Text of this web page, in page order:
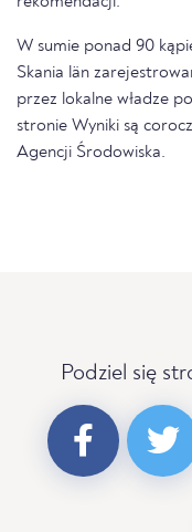
W sumie ponad 90
Skania län
przez lokalne władze
stronie Wyniki są
Agencji Środowiska.
Podziel się